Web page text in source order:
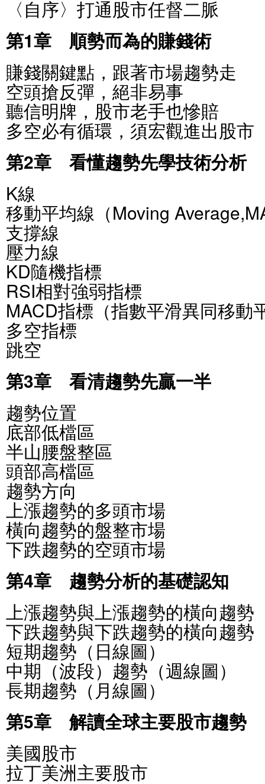
〈自序〉打通股市任督二脈
第1章 順勢而為的賺錢術
賺錢關鍵點，跟著市場趨勢走
空頭搶反彈，絕非易事
聽信明牌，股市老手也慘賠
多空必有循環，須宏觀進出股市
第2章 看懂趨勢先學技術分析
K線
移動平均線（Moving
支撐線
壓力線
KD隨機指標
RSI相對強弱指標
MACD指標（指數平滑異同移動
多空指標
跳空
第3章 看清趨勢先贏一半
趨勢位置
底部低檔區
半山腰盤整區
頭部高檔區
趨勢方向
上漲趨勢的多頭市場
橫向趨勢的盤整市場
下跌趨勢的空頭市場
第4章 趨勢分析的基礎認知
上漲趨勢與上漲趨勢的橫向趨勢
下跌趨勢與下跌趨勢的橫向趨勢
短期趨勢（日線圖）
中期（波段）趨勢（週線圖）
長期趨勢（月線圖）
第5章 解讀全球主要股市趨勢
美國股市
拉丁美洲主要股市